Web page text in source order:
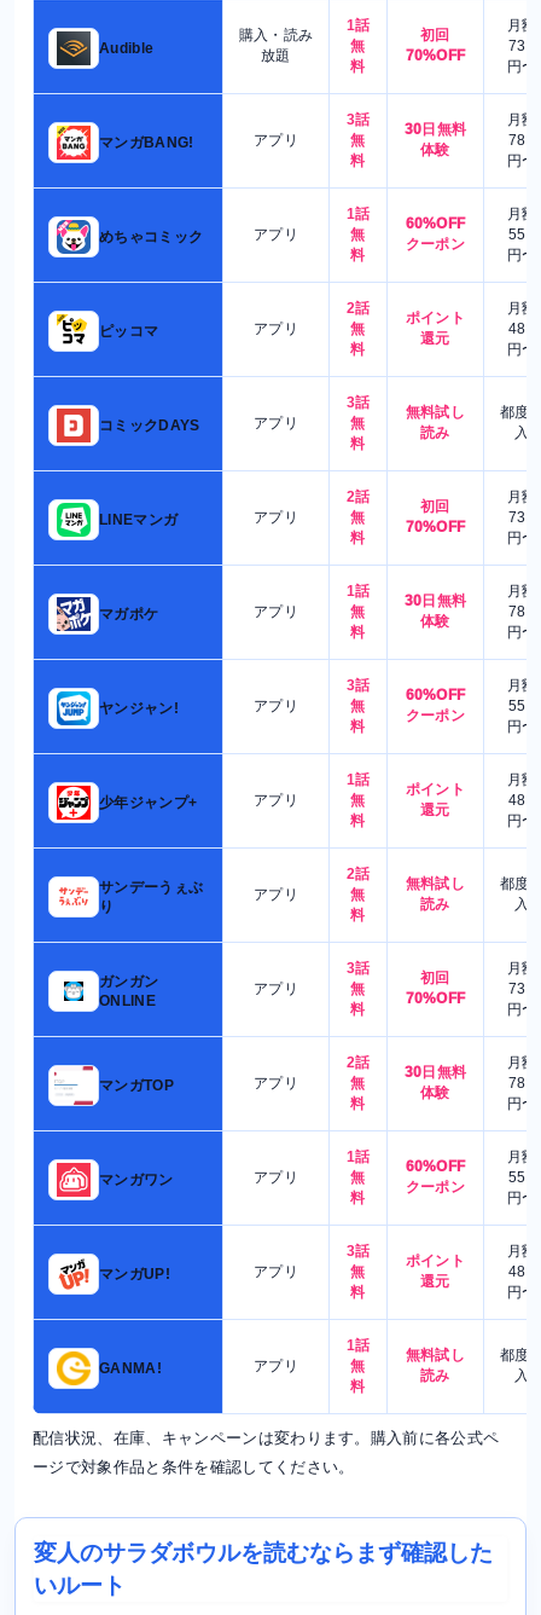
Audible
購入・読み
放題
1話
無
料
初回
70%OFF
月額
730
円〜
マンガBANG! アプリ
3話
無
料
30日無料
体験
月額
780
円〜
めちゃコミック アプリ
1話
無
料
60%OFF
クーポン
月額
550
円〜
ピッコマ アプリ
2話
無
料
ポイント
還元
月額
480
円〜
コミックDAYS アプリ
3話
無
料
無料試し
読み
都度
入
LINEマンガ アプリ
2話
無
料
初回
70%OFF
月額
730
円〜
マガポケ アプリ
1話
無
料
30日無料
体験
月額
780
円〜
ヤンジャン! アプリ
3話
無
料
60%OFF
クーポン
月額
550
円〜
少年ジャンプ+ アプリ
1話
無
料
ポイント
還元
月額
480
円〜
サンデーうぇぶ
り
アプリ
2話
無
料
無料試し
読み
都度
入
ガンガン
ONLINE
アプリ
3話
無
料
初回
70%OFF
月額
730
円〜
マンガTOP アプリ
2話
無
料
30日無料
体験
月額
780
円〜
マンガワン アプリ
1話
無
料
60%OFF
クーポン
月額
550
円〜
マンガUP! アプリ
3話
無
料
ポイント
還元
月額
480
円〜
GANMA! アプリ
1話
無
料
無料試し
読み
都度
入
配信状況、在庫、キャンペーンは変わります。購入前に各公式ペ
ージで対象作品と条件を確認してください。
変人のサラダボウルを読むならまず確認した
いルート